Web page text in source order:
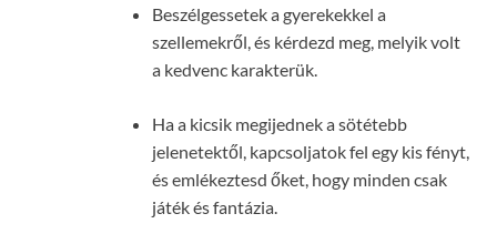
Beszélgessetek a gyerekekkel a
szellemekről, és kérdezd meg, melyik volt
a kedvenc karakterük.
Ha a kicsik megijednek a sötétebb
jelenetektől, kapcsoljatok fel egy kis fényt,
és emlékeztesd őket, hogy minden csak
játék és fantázia.